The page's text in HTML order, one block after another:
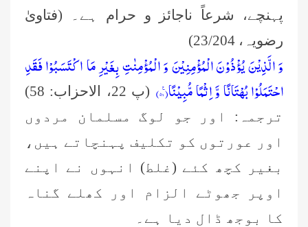
پہنچے، شرعاً ناجائز و حرام ہے۔ (فتاویٰ
رضویہ، 23/204)
وَ الَّذِیْنَ یُؤْذُوْنَ الْمُؤْمِنِیْنَ وَ الْمُؤْمِنٰتِ بِغَیْرِ مَا اكْتَسَبُوْا فَقَدِ
احْتَمَلُوْا بُهْتَانًا وَّ اِثْمًا مُّبِیْنًا۠(۵۸)
(پ 22، الاحزاب: 58)
ترجمہ: اور جو لوگ مسلمان مردوں
اور عورتوں کو تکلیف پہنچاتے ہیں،
بغیر کچھ کئے (غلط) انہوں نے اپنے
اوپر جھوٹے الزام اور کھلے گناہ
کا بوجھ ڈال دیا ہے۔